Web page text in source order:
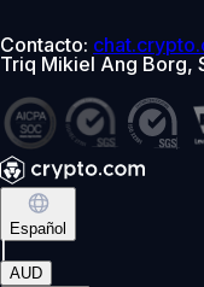
Contacto:
Triq Mikiel Ang Borg,
Español
AUD